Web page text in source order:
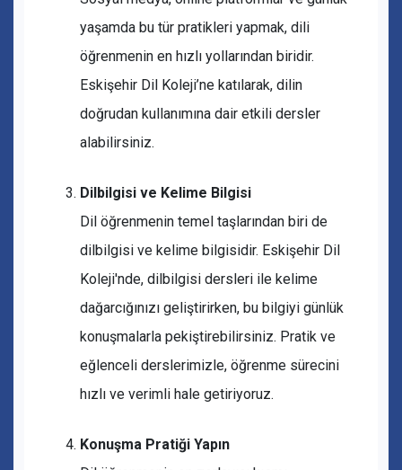
yaşamda bu tür pratikleri yapmak, dili
öğrenmenin en hızlı yollarından biridir.
Eskişehir Dil Koleji’ne katılarak, dilin
doğrudan kullanımına dair etkili dersler
alabilirsiniz.
Dilbilgisi ve Kelime Bilgisi
Dil öğrenmenin temel taşlarından biri de
dilbilgisi ve kelime bilgisidir. Eskişehir Dil
Koleji'nde, dilbilgisi dersleri ile kelime
dağarcığınızı geliştirirken, bu bilgiyi günlük
konuşmalarla pekiştirebilirsiniz. Pratik ve
eğlenceli derslerimizle, öğrenme sürecini
hızlı ve verimli hale getiriyoruz.
Konuşma Pratiği Yapın